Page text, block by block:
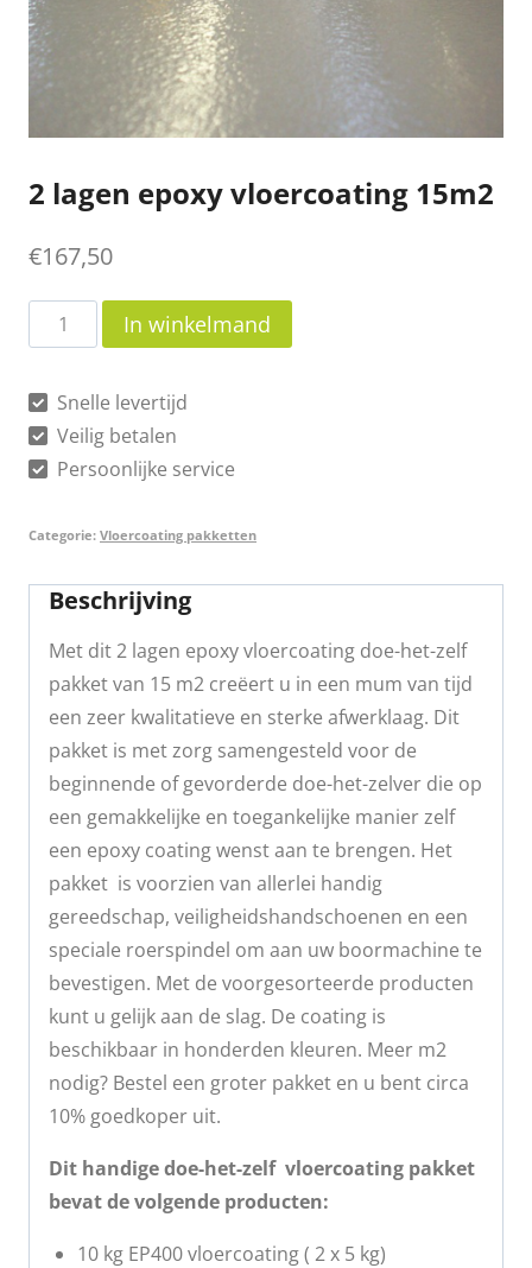
2 lagen epoxy vloercoating 15m2
€167,50
lagen
vloercoating
15m2
aantal
In winkelmand
Snelle levertijd
Veilig betalen
Persoonlijke service
Categorie: Vloercoating pakketten
Beschrijving
Met dit 2 lagen epoxy vloercoating doe-het-zelf
pakket van 15 m2 creëert u in een mum van tijd
een zeer kwalitatieve en sterke afwerklaag. Dit
pakket is met zorg samengesteld voor de
beginnende of gevorderde doe-het-zelver die op
een gemakkelijke en toegankelijke manier zelf
een epoxy coating wenst aan te brengen. Het
pakket is voorzien van allerlei handig
gereedschap, veiligheidshandschoenen en een
speciale roerspindel om aan uw boormachine te
bevestigen. Met de voorgesorteerde producten
kunt u gelijk aan de slag. De coating is
beschikbaar in honderden kleuren. Meer m2
nodig? Bestel een groter pakket en u bent circa
10% goedkoper uit.
Dit handige doe-het-zelf vloercoating pakket
bevat de volgende producten:
10 kg EP400 vloercoating ( 2 x 5 kg)